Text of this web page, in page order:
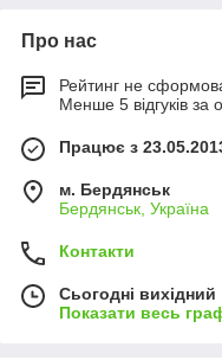
Про нас
Рейтинг не
Менше 5 відгуків за
Працює з
м. Бердянськ
Бердянськ, Україна
Контакти
Сьогодні вихідний
Показати весь